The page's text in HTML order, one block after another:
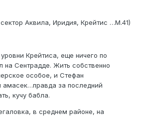
Аквила, Иридия, Крейтис …М.41)
Крейтиса, еще ничего по
на Сентрадде. Жить собственно
особое, и Стефан
амасек…правда за последний
кучу бабла.
в среднем районе, на